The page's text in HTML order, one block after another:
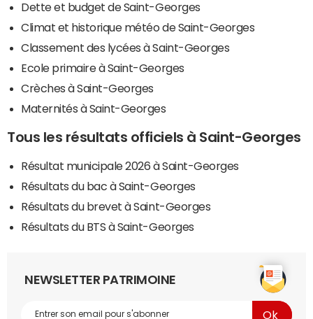
Dette et budget de Saint-Georges
Climat et historique météo de Saint-Georges
Classement des lycées à Saint-Georges
Ecole primaire à Saint-Georges
Crèches à Saint-Georges
Maternités à Saint-Georges
Tous les résultats officiels à Saint-Georges
Résultat municipale 2026 à Saint-Georges
Résultats du bac à Saint-Georges
Résultats du brevet à Saint-Georges
Résultats du BTS à Saint-Georges
NEWSLETTER PATRIMOINE